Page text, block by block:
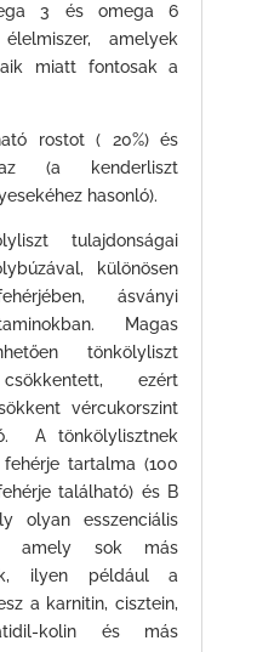
3 és omega 6
amelyek
miatt fontosak a
rostot ( 20%) és
(a kenderliszt
hasonló).
tulajdonságai
különösen
ásványi
Magas
tönkölyliszt
ezért
vércukorszint
A tönkölylisztnek
tartalma (100
található) és B
olyan esszenciális
amely sok más
ilyen például a
a karnitin, cisztein,
kolin és más